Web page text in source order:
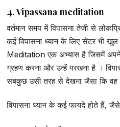
4. Vipassana meditation
वर्तमान समय में विपासना तेजी से
कई विपासना ध्यान के लिए सेंटर भी
Meditation एक अभ्यास है जिसमें अपने
ग्रहण करना और उन्हें परखना है ।
सबकुछ उसी तरह से देखना जैसा कि वह
विपासना ध्यान के कई फायदे होते हैं,